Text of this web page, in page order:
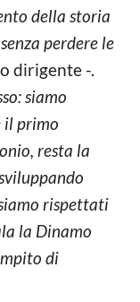
della storia
perdere le
dirigente -.
siamo
il primo
resta la
rispettati
la Dinamo
di